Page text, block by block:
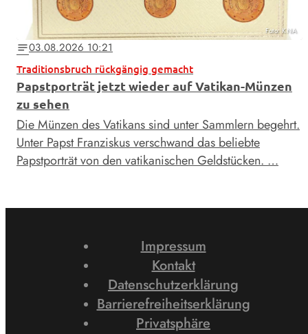
Foto: KNA
notes03.08.2026 10:21
Traditionsbruch rückgängig gemacht
Papstporträt jetzt wieder auf Vatikan-Münzen
zu sehen
Die Münzen des Vatikans sind unter Sammlern begehrt.
Unter Papst Franziskus verschwand das beliebte
Papstporträt von den vatikanischen Geldstücken. …
Impressum
Kontakt
Datenschutzerklärung
Barrierefreiheitserklärung
Privatsphäre